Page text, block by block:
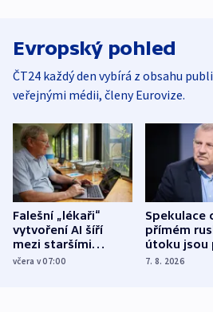
Evropský pohled
ČT24 každý den vybírá z obsahu
veřejnými médii, členy Eurovize.
Falešní „lékaři“
vytvoření AI šíří
mezi staršími
Poláky nebezpečné
včera v 07:00
Spekulace
přímém
útoku jsou
míní
7. 8. 2026